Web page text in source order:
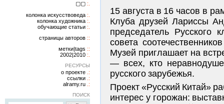
▢▢
колонка искусствоведа
колонка художника
обучающие статьи
страницы авторов
метки|tags
2002|2010
РЕСУРСЫ
о проекте
ссылки
alramy.ru
ПОИСК
15 августа в 16 часов в
Клуба друзей Лариссы
председатель Русского
совета
Музей приглашает на
— всех, кто
русского зарубежья.
Проект «Русский Китай»
интерес у горожан: